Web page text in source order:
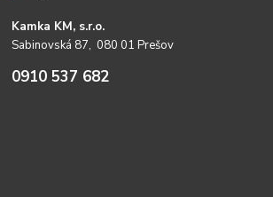
Kamka KM, s.r.o.
Sabinovská 87, 080 01 Prešov
0910 537 682